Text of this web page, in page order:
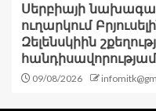
Սերբիայի
ուղարկում
Զելենսկիին
09/08/2026